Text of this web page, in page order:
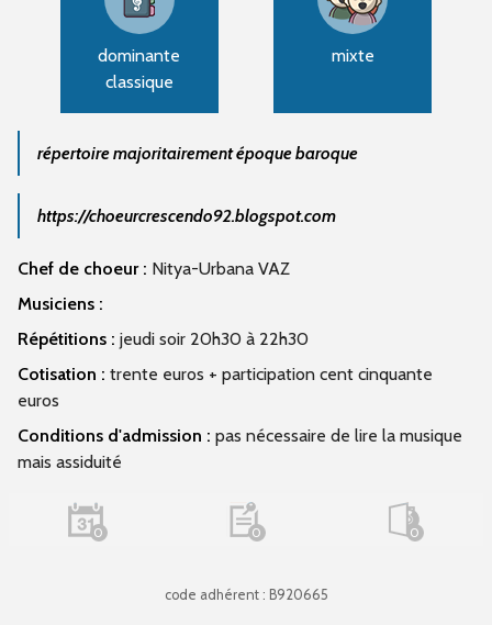
dominante
classique
mixte
répertoire majoritairement époque baroque
https://choeurcrescendo92.blogspot.com
Chef de choeur : Nitya-Urbana VAZ
Musiciens :
Répétitions : jeudi soir 20h30 à 22h30
Cotisation : trente euros + participation cent cinquante
euros
Conditions d'admission : pas nécessaire de lire la musique
mais assiduité
0 0 0
code adhérent : B920665